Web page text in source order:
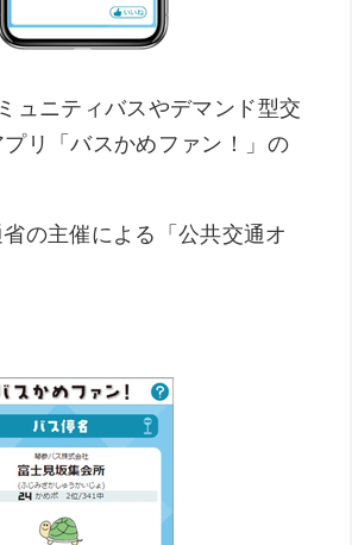
ュニティバスやデマンド型交
リ「バスかめファン！」の
の主催による「公共交通オ